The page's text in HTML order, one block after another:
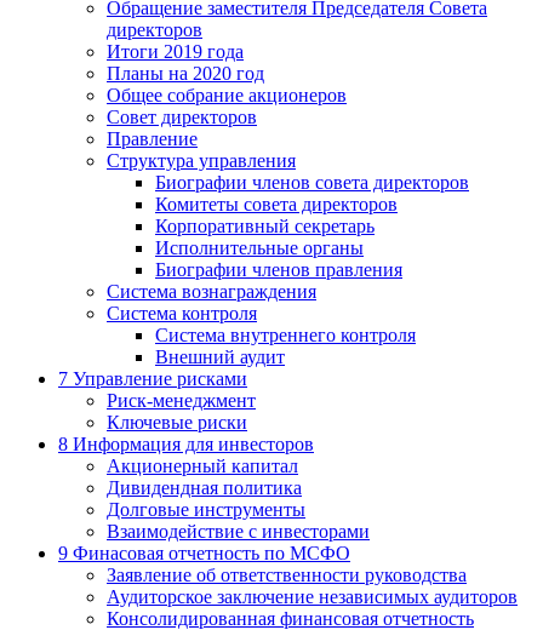
Обращение заместителя Председателя Совета
директоров
Итоги 2019 года
Планы на 2020 год
Общее собрание акционеров
Совет директоров
Правление
Структура управления
Биографии членов совета директоров
Комитеты совета директоров
Корпоративный секретарь
Исполнительные органы
Биографии членов правления
Система вознаграждения
Система контроля
Система внутреннего контроля
Внешний аудит
7 Управление рисками
Риск-менеджмент
Ключевые риски
8 Информация для инвесторов
Акционерный капитал
Дивидендная политика
Долговые инструменты
Взаимодействие с инвеcторами
9 Финасовая отчетность по МСФО
Заявление об ответственности руководства
Аудиторское заключение независимых аудиторов
Консолидированная финансовая отчетность